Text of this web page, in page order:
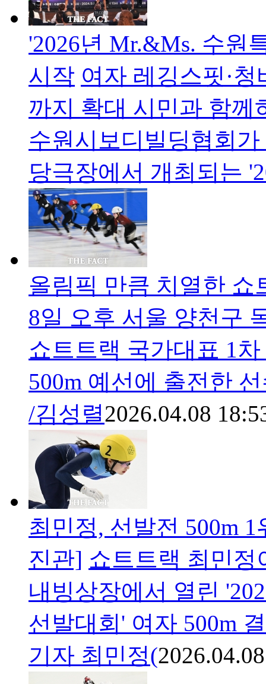
'2026년 Mr.&Ms. 수원
시작 여자 레깅스핏·
까지 확대 시민과 함께
수원시보디빌딩협회
당극장에서 개최되는
올림픽 만큼 치열한
8일 오후 서울 양천구
쇼트트랙 국가대표 1
500m 예선에 출전한
/김성렬2026.04.08
최민정, 선발전 500m
진관] 쇼트트랙 최민정
내빙상장에서 열린
선발대회' 여자 500m
기자 최민정(